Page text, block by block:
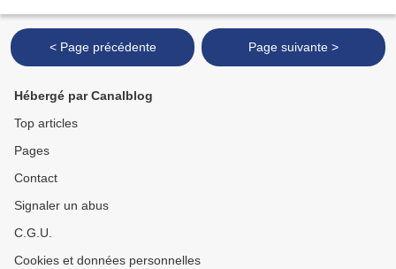
< Page précédente Page suivante >
Hébergé par Canalblog
Top articles
Pages
Contact
Signaler un abus
C.G.U.
Cookies et données personnelles